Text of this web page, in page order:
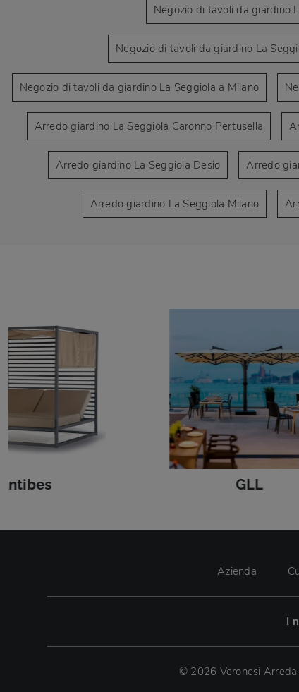
Negozio di tavoli da giardino
Negozio di tavoli da giardino La
Negozio di tavoli da giardino La Seggiola a Milano
Arredo giardino La Seggiola Caronno Pertusella
Arredo giardino La Seggiola Desio Arredo
Arredo giardino La Seggiola Milano
GLL
Azienda
I
© 2026 Veronesi